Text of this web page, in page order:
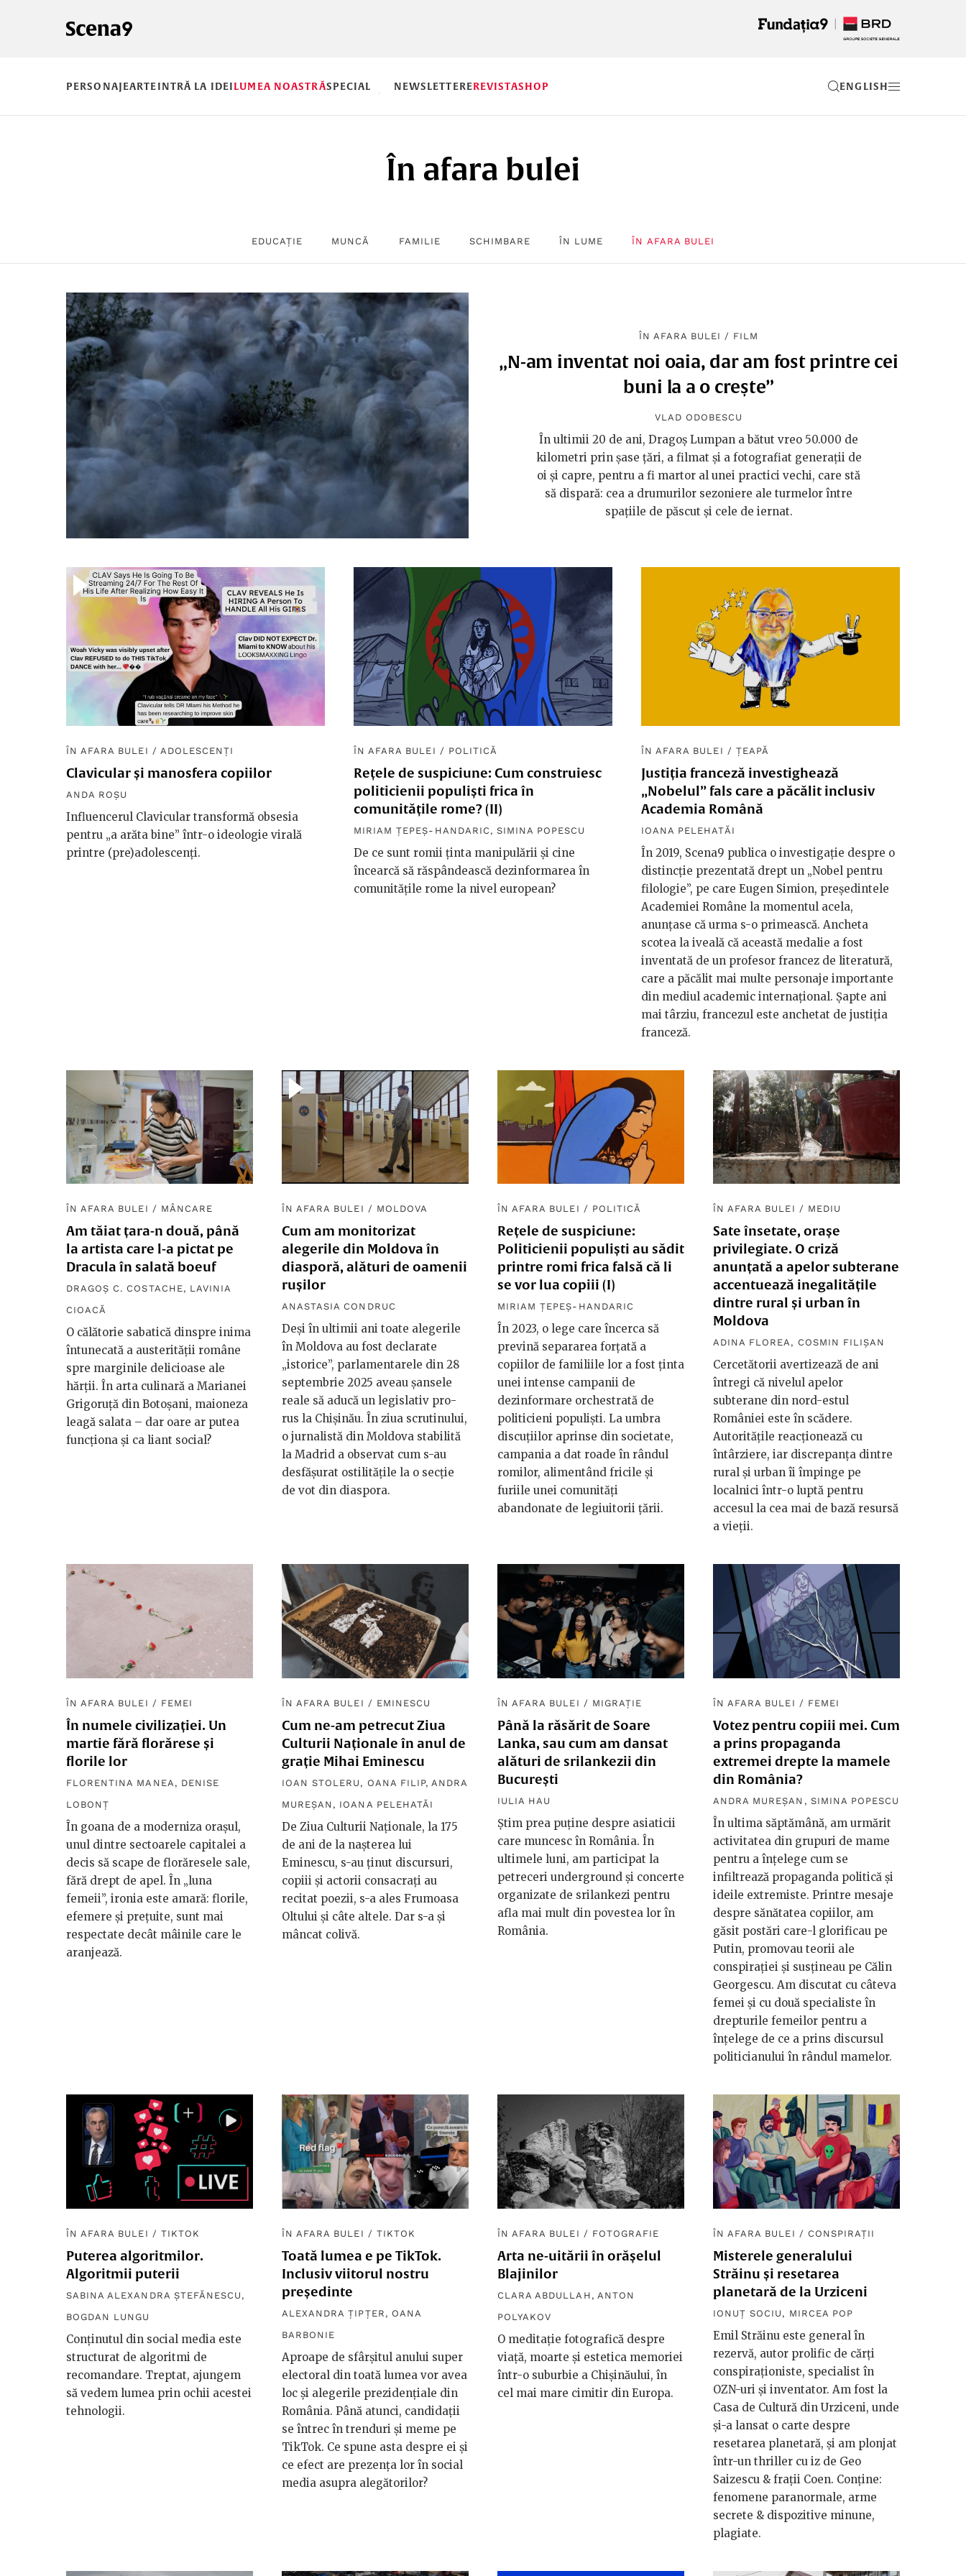
PERSONAJEARTEINTRĂ LA IDEILUMEA NOASTRĂSPECIAL NEWSLETTEREREVISTASHOP EN
În afara bulei
EDUCAȚIE MUNCĂ FAMILIE SCHIMBARE ÎN LUME ÎN AFARA BULEI
ÎN AFARA BULEI / FILM
„N-am inventat noi oaia, dar am fost printre cei
buni la a o crește”
VLAD ODOBESCU
În ultimii 20 de ani, Dragoș Lumpan a bătut vreo 50.000 de
kilometri prin șase țări, a filmat și a fotografiat generații de
oi și capre, pentru a fi martor al unei practici vechi, care stă
să dispară: cea a drumurilor sezoniere ale turmelor între
spațiile de păscut și cele de iernat.
ÎN AFARA BULEI / ADOLESCENȚI
Clavicular și manosfera copiilor
ANDA ROȘU
Influencerul Clavicular transformă obsesia
pentru „a arăta bine” într-o ideologie virală
printre (pre)adolescenți.
ÎN AFARA BULEI / POLITICĂ
Rețele de suspiciune: Cum construiesc
politicienii populiști frica în
comunitățile rome? (II)
MIRIAM ȚEPEȘ-HANDARIC , SIMINA POPESCU
De ce sunt romii ținta manipulării și cine
încearcă să răspândească dezinformarea în
comunitățile rome la nivel european?
ÎN AFARA BULEI / ȚEAPĂ
Justiția franceză investighează
„Nobelul” fals care a păcălit inclusiv
Academia Română
IOANA PELEHATĂI
În 2019, Scena9 publica o investigație despre o
distincție prezentată drept un „Nobel pentru
filologie”, pe care Eugen Simion, președintele
Academiei Române la momentul acela,
anunțase că urma s-o primească. Ancheta
scotea la iveală că această medalie a fost
inventată de un profesor francez de literatură,
care a păcălit mai multe personaje importante
din mediul academic internațional. Șapte ani
mai târziu, francezul este anchetat de justiția
franceză.
ÎN AFARA BULEI / MÂNCARE
Am tăiat țara-n două, până
la artista care l-a pictat pe
Dracula în salată boeuf
DRAGOȘ C. COSTACHE, LAVINIA
CIOACĂ
O călătorie sabatică dinspre inima
întunecată a austerității române
spre marginile delicioase ale
hărții. În arta culinară a Marianei
Grigoruță din Botoșani, maioneza
leagă salata – dar oare ar putea
funcționa și ca liant social?
ÎN AFARA BULEI / MOLDOVA
Cum am monitorizat
alegerile din Moldova în
diasporă, alături de oamenii
rușilor
ANASTASIA CONDRUC
Deși în ultimii ani toate alegerile
în Moldova au fost declarate
„istorice”, parlamentarele din 28
septembrie 2025 aveau șansele
reale să aducă un legislativ pro-
rus la Chișinău. În ziua scrutinului,
o jurnalistă din Moldova stabilită
la Madrid a observat cum s-au
desfășurat ostilitățile la o secție
de vot din diaspora.
ÎN AFARA BULEI / POLITICĂ
Rețele de suspiciune:
Politicienii populiști au sădit
printre romi frica falsă că li
se vor lua copiii (I)
MIRIAM ȚEPEȘ-HANDARIC
În 2023, o lege care încerca să
prevină separarea forțată a
copiilor de familiile lor a fost ținta
unei intense campanii de
dezinformare orchestrată de
politicieni populiști. La umbra
discuțiilor aprinse din societate,
campania a dat roade în rândul
romilor, alimentând fricile și
furiile unei comunități
abandonate de legiuitorii țării.
ÎN AFARA BULEI / MEDIU
Sate însetate, orașe
privilegiate. O criză
anunțată a apelor subterane
accentuează inegalitățile
dintre rural și urban în
Moldova
ADINA FLOREA , COSMIN FILIȘAN
Cercetătorii avertizează de ani
întregi că nivelul apelor
subterane din nord-estul
României este în scădere.
Autoritățile reacționează cu
întârziere, iar discrepanța dintre
rural și urban îi împinge pe
localnici într-o luptă pentru
accesul la cea mai de bază resursă
a vieții.
ÎN AFARA BULEI / FEMEI
În numele civilizației. Un
martie fără florărese și
florile lor
FLORENTINA MANEA , DENISE
LOBONȚ
În goana de a moderniza orașul,
unul dintre sectoarele capitalei a
decis să scape de florăresele sale,
fără drept de apel. În „luna
femeii”, ironia este amară: florile,
efemere și prețuite, sunt mai
respectate decât mâinile care le
aranjează.
ÎN AFARA BULEI / EMINESCU
Cum ne-am petrecut Ziua
Culturii Naționale în anul de
grație Mihai Eminescu
IOAN STOLERU , OANA FILIP,ANDRA
MUREȘAN , IOANA PELEHATĂI
De Ziua Culturii Naționale, la 175
de ani de la nașterea lui
Eminescu, s-au ținut discursuri,
copiii și actorii consacrați au
recitat poezii, s-a ales Frumoasa
Oltului și câte altele. Dar s-a și
mâncat colivă.
ÎN AFARA BULEI / MIGRAȚIE
Până la răsărit de Soare
Lanka, sau cum am dansat
alături de srilankezii din
București
IULIA HAU
Știm prea puține despre asiaticii
care muncesc în România. În
ultimele luni, am participat la
petreceri underground și concerte
organizate de srilankezi pentru
afla mai mult din povestea lor în
România.
ÎN AFARA BULEI / FEMEI
Votez pentru copiii mei. Cum
a prins propaganda
extremei drepte la mamele
din România?
ANDRA MUREȘAN , SIMINA POPESCU
În ultima săptămână, am urmărit
activitatea din grupuri de mame
pentru a înțelege cum se
infiltrează propaganda politică și
ideile extremiste. Printre mesaje
despre sănătatea copiilor, am
găsit postări care-l glorificau pe
Putin, promovau teorii ale
conspirației și susțineau pe Călin
Georgescu. Am discutat cu câteva
femei și cu două specialiste în
drepturile femeilor pentru a
înțelege de ce a prins discursul
politicianului în rândul mamelor.
ÎN AFARA BULEI / TIKTOK
Puterea algoritmilor.
Algoritmii puterii
SABINA ALEXANDRA ȘTEFĂNESCU ,
BOGDAN LUNGU
Conținutul din social media este
structurat de algoritmi de
recomandare. Treptat, ajungem
să vedem lumea prin ochii acestei
tehnologii.
ÎN AFARA BULEI / TIKTOK
Toată lumea e pe TikTok.
Inclusiv viitorul nostru
președinte
ALEXANDRA ȚIPȚER , OANA
BARBONIE
Aproape de sfârșitul anului super
electoral din toată lumea vor avea
loc și alegerile prezidențiale din
România. Până atunci, candidații
se întrec în trenduri și meme pe
TikTok. Ce spune asta despre ei și
ce efect are prezența lor în social
media asupra alegătorilor?
ÎN AFARA BULEI / FOTOGRAFIE
Arta ne-uitării în orășelul
Blajinilor
CLARA ABDULLAH , ANTON
POLYAKOV
O meditație fotografică despre
viață, moarte și estetica memoriei
într-o suburbie a Chișinăului, în
cel mai mare cimitir din Europa.
ÎN AFARA BULEI / CONSPIRAȚII
Misterele generalului
Străinu și resetarea
planetară de la Urziceni
IONUȚ SOCIU , MIRCEA POP
Emil Străinu este general în
rezervă, autor prolific de cărți
conspiraționiste, specialist în
OZN-uri și inventator. Am fost la
Casa de Cultură din Urziceni, unde
și-a lansat o carte despre
resetarea planetară, și am plonjat
într-un thriller cu iz de Geo
Saizescu & frații Coen. Conține:
fenomene paranormale, arme
secrete & dispozitive minune,
plagiate.